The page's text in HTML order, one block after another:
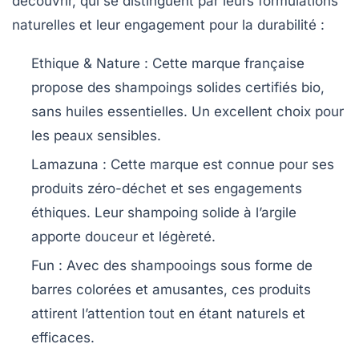
naturelles et leur engagement pour la durabilité :
Ethique & Nature : Cette marque française
propose des shampoings solides certifiés bio,
sans huiles essentielles. Un excellent choix pour
les peaux sensibles.
Lamazuna : Cette marque est connue pour ses
produits zéro-déchet et ses engagements
éthiques. Leur shampoing solide à l’argile
apporte douceur et légèreté.
Fun : Avec des shampooings sous forme de
barres colorées et amusantes, ces produits
attirent l’attention tout en étant naturels et
efficaces.